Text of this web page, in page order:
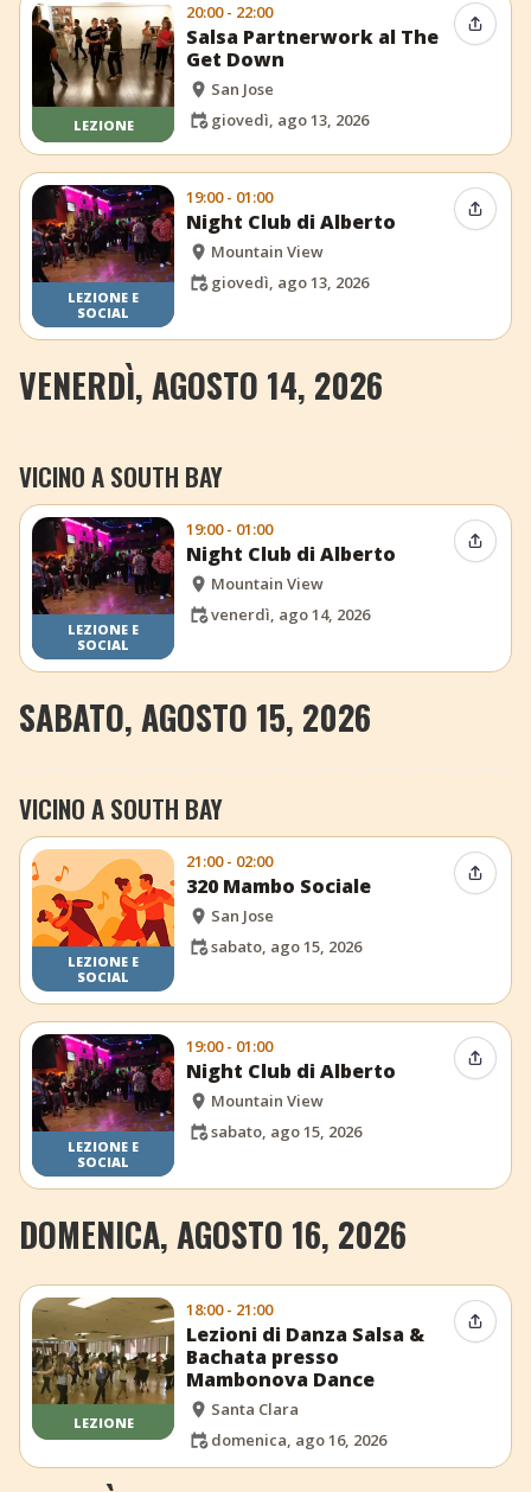
LEZIONE
20:00 - 22:00
Salsa Partnerwork al The
Get Down
San Jose
giovedì, ago 13, 2026
LEZIONE E
SOCIAL
19:00 - 01:00
Night Club di Alberto
Mountain View
giovedì, ago 13, 2026
VENERDÌ, AGOSTO 14, 2026
VICINO A SOUTH BAY
LEZIONE E
SOCIAL
19:00 - 01:00
Night Club di Alberto
Mountain View
venerdì, ago 14, 2026
SABATO, AGOSTO 15, 2026
VICINO A SOUTH BAY
LEZIONE E
SOCIAL
21:00 - 02:00
320 Mambo Sociale
San Jose
sabato, ago 15, 2026
LEZIONE E
SOCIAL
19:00 - 01:00
Night Club di Alberto
Mountain View
sabato, ago 15, 2026
DOMENICA, AGOSTO 16, 2026
LEZIONE
18:00 - 21:00
Lezioni di Danza Salsa &
Bachata presso
Mambonova Dance
Santa Clara
domenica, ago 16, 2026